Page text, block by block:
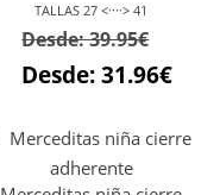
TALLAS 27 <····> 41
Desde:39.95€
Desde:31.96€